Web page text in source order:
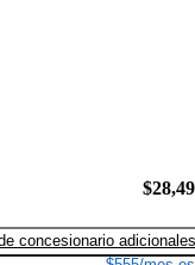
concesionario adicionales